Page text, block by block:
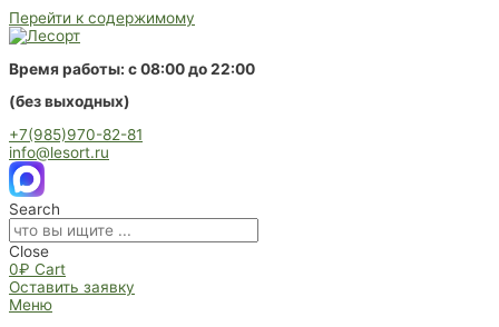
Перейти к содержимому
Время работы: с 08:00 до 22:00
(без выходных)
+7(985)970-82-81
info@lesort.ru
Search
Close
0₽ Cart
Оставить заявку
Меню